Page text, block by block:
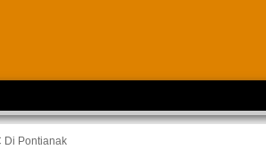
Di Pontianak